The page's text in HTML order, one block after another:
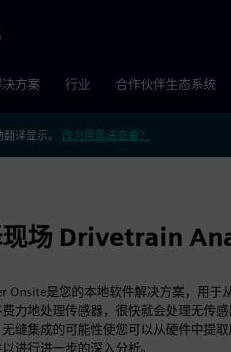
决方案 行业 合作伙伴生态系统
译显示。 改为用英语查看？
场 Drivetrain
Onsite是您的本地软件解决方案，用于
力地处理传感器，很快就会处理无传
缝集成的可能性使您可以从硬件中提
进行进一步的深入分析。